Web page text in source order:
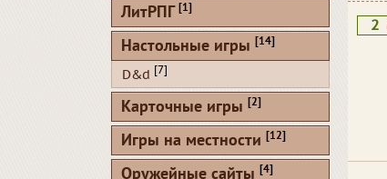
2
ЛитРПГ [1]
Настольные игры [14]
D&d [7]
Карточные игры [2]
Игры на местности [12]
[4]